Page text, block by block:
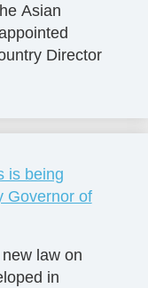
Asian
Director
is being
Governor of
law on
in